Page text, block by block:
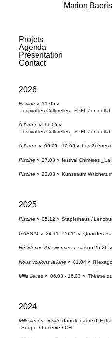
Marion
Projets
Agenda
Présentation
Contact
2026
Piscine ○ 11.05 ○
festival les Culturelles _EPFL / en
À l'aune○ 11.05 ○
festival les Culturelles _EPFL / en
À l'aune○ 06.05 - 10.05 ○ Les Scènes
Piscine ○ 27.03 ○ festival Chimères
Piscine ○ 22.03 ○ Kunstraum
2025
Piscine ○ 05.12 ○ Stapferhaus /
GAES#4 ○ 24.11 - 26.11 ○ Quai des
Résidence Art-sciences ○ saison 25-26 ○
Nous voulons la lune○ 01.04 ○
Mille lieues ○ 06.03 - 16.03 ○ Théâtre
2024
Mille lieues - inside dans le cadre d'
Südpol / Lucerne / CH